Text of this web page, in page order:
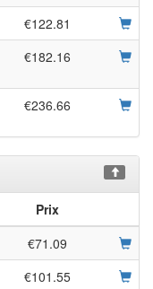
€122.81
€182.16
€236.66
Prix
€71.09
€101.55